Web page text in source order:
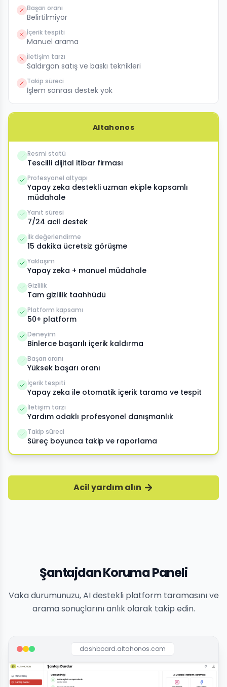
Başarı oranı
Belirtilmiyor
İçerik tespiti
Manuel arama
İletişim tarzı
Saldırgan satış ve baskı teknikleri
Takip süreci
İşlem sonrası destek yok
Altahonos
Resmi statü
Tescilli dijital itibar firması
Profesyonel altyapı
Yapay zeka destekli uzman ekiple kapsamlı
müdahale
Yanıt süresi
7/24 acil destek
İlk değerlendirme
15 dakika ücretsiz görüşme
Yaklaşım
Yapay zeka + manuel müdahale
Gizlilik
Tam gizlilik taahhüdü
Platform kapsamı
50+ platform
Deneyim
Binlerce başarılı içerik kaldırma
Başarı oranı
Yüksek başarı oranı
İçerik tespiti
Yapay zeka ile otomatik içerik tarama ve tespit
İletişim tarzı
Yardım odaklı profesyonel danışmanlık
Takip süreci
Süreç boyunca takip ve raporlama
Acil yardım alın
Şantajdan Koruma Paneli
Vaka durumunuzu, AI destekli platform taramasını ve
arama sonuçlarını anlık olarak takip edin.
dashboard.altahonos.com